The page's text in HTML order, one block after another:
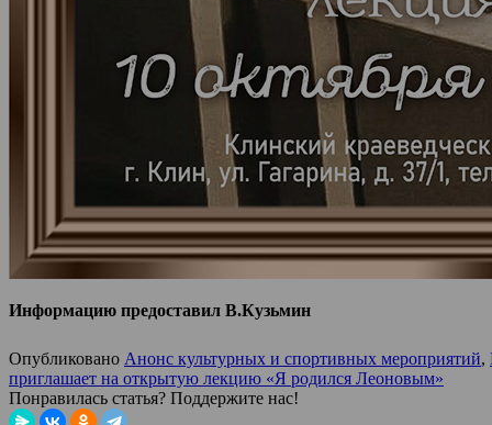
Информацию предоставил В.Кузьмин
Опубликовано Анонс культурных и спортивных мероприятий,
приглашает на открытую лекцию «Я родился Леоновым»
Понравилась статья? Поддержите нас!